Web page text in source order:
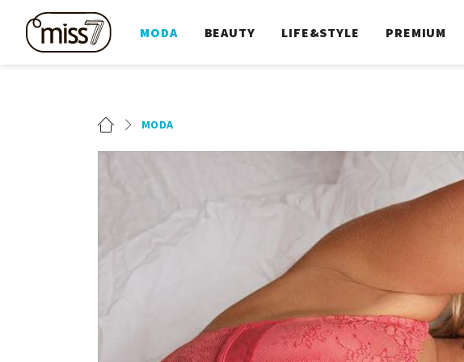
MODA BEAUTY LIFE&STYLE PREMIUM
MODA